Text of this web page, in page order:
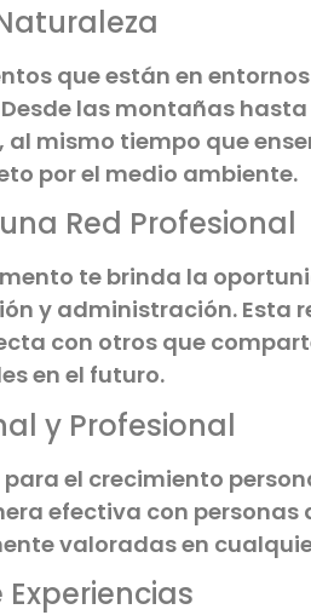
que están en
las montañas
mismo tiempo que
por el medio ambiente.
Red Profesional
te brinda la
y administración. Esta
con otros que
en el futuro.
y Profesional
el crecimiento
efectiva con personas
valoradas en